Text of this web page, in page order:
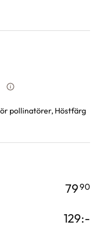
Vad betyder
pollinatörer, Höstfärg
7990
129:-